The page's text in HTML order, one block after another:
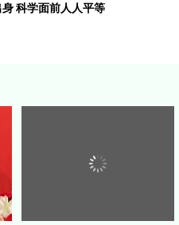
科学面前人人平等